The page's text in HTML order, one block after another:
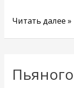
Читать далее »
Пьяного